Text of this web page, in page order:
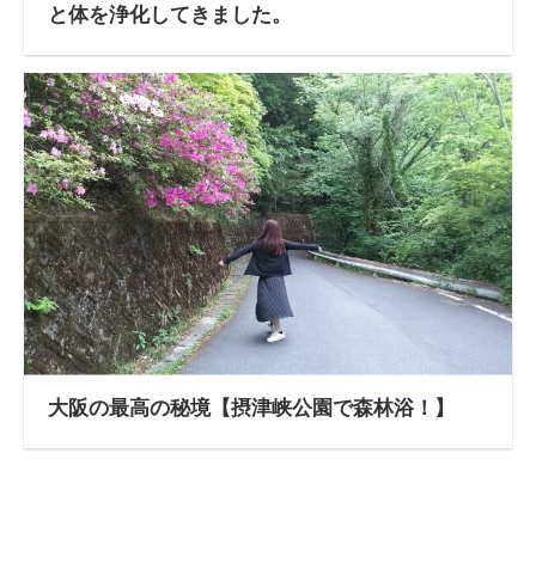
と体を浄化してきました。
大阪の最高の秘境【摂津峡公園で森林浴！】